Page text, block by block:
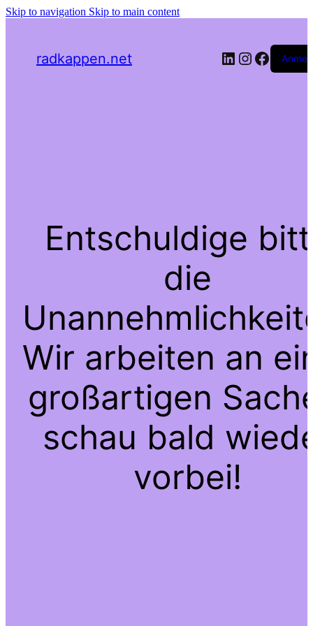
Skip to navigation Skip to main content
radkappen.net LinkedIn
Entschuldige
die
Wir arbeiten an
großartigen
schau bald
vorbei!